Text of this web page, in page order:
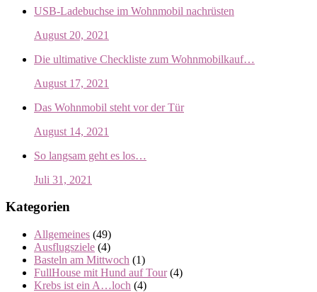
USB-Ladebuchse im Wohnmobil nachrüsten
August 20, 2021
Die ultimative Checkliste zum Wohnmobilkauf…
August 17, 2021
Das Wohnmobil steht vor der Tür
August 14, 2021
So langsam geht es los…
Juli 31, 2021
Kategorien
Allgemeines (49)
Ausflugsziele (4)
Basteln am Mittwoch (1)
FullHouse mit Hund auf Tour(4)
Krebs ist ein A…loch (4)